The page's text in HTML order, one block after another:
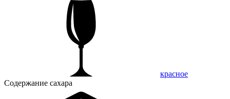
красное
Содержание сахара